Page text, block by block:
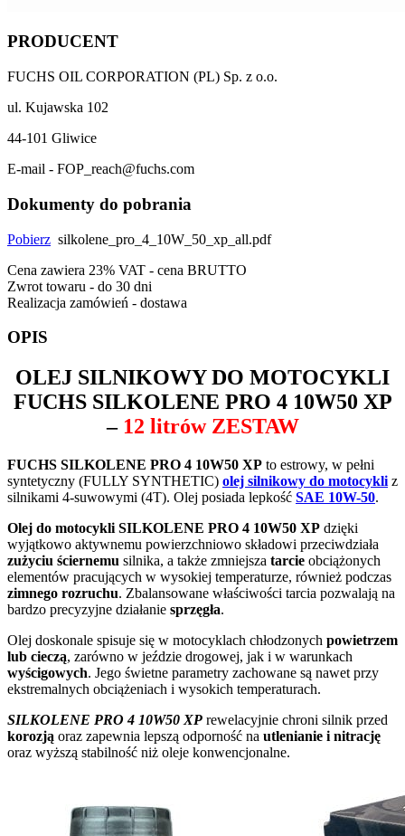
PRODUCENT
FUCHS OIL CORPORATION (PL) Sp. z o.o.
ul. Kujawska 102
44-101 Gliwice
E-mail - FOP_reach@fuchs.com
Dokumenty do pobrania
Pobierz silkolene_pro_4_10W_50_xp_all.pdf
Cena zawiera 23% VAT - cena BRUTTO
Zwrot towaru - do 30 dni
Realizacja zamówień - dostawa
OPIS
OLEJ SILNIKOWY DO MOTOCYKLI
FUCHS SILKOLENE PRO 4 10W50 XP
– 12 litrów ZESTAW
FUCHS SILKOLENE PRO 4 10W50 XP to estrowy, w pełni
syntetyczny (FULLY SYNTHETIC) olej silnikowy do motocykli z
silnikami 4-suwowymi (4T). Olej posiada lepkość SAE 10W-50.
Olej do motocykli SILKOLENE PRO 4 10W50 XP dzięki
wyjątkowo aktywnemu powierzchniowo składowi przeciwdziała
zużyciu ściernemu silnika, a także zmniejsza tarcie obciążonych
elementów pracujących w wysokiej temperaturze, również podczas
zimnego rozruchu. Zbalansowane właściwości tarcia pozwalają na
bardzo precyzyjne działanie sprzęgła.
Olej doskonale spisuje się w motocyklach chłodzonych powietrzem
lub cieczą, zarówno w jeździe drogowej, jak i w warunkach
wyścigowych. Jego świetne parametry zachowane są nawet przy
ekstremalnych obciążeniach i wysokich temperaturach.
SILKOLENE PRO 4 10W50 XP rewelacyjnie chroni silnik przed
korozją oraz zapewnia lepszą odporność na utlenianie i nitrację
oraz wyższą stabilność niż oleje konwencjonalne.